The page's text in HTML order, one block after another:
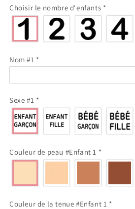
personnalisé
avec
enfants
et
Cadeaux
pour
personnalisé
avec
enfants
pour
Choisir le nombre d'enfants *
Nom #1 *
Sexe #1 *
Couleur de peau #Enfant 1 *
Couleur de la tenue #Enfant 1 *